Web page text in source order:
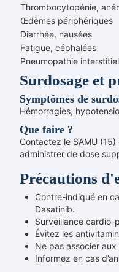
Thrombocytopénie,
Œdèmes périphériques
Diarrhée, nausées
Fatigue, céphalées
Pneumopathie
Surdosage et
Symptômes de
Hémorragies,
Que faire ?
Contactez le SAMU
administrer de dose
Précautions
Contre-indiqué en
Dasatinib.
Surveillance cardio-
Évitez les
Ne pas associer
Informez en cas